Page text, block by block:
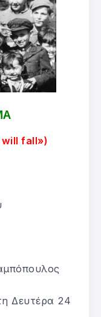
fall»)
Δευτέρα 24